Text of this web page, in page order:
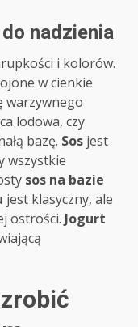
nadzienia
i kolorów.
w cienkie
warzywnego
lodowa, czy
bazę. Sos jest
wszystkie
sos na bazie
jest klasyczny, ale
ostrości. Jogurt